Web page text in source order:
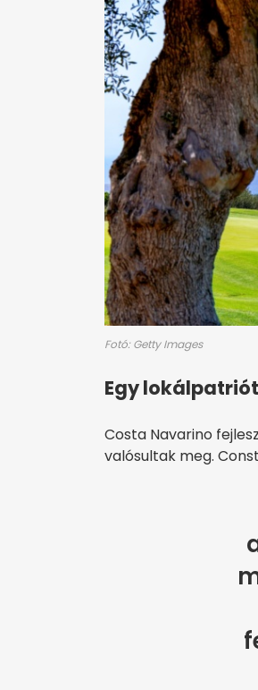
Fotó: Getty Images
Egy
Costa Navarino
valósultak meg.